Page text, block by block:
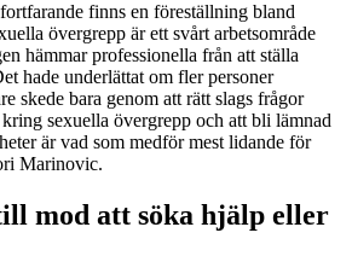
finns en föreställning bland
övergrepp är ett svårt arbetsområde
hämmar professionella från att ställa
hade underlättat om fler personer
skede bara genom att rätt slags frågor
sexuella övergrepp och att bli lämnad
är vad som medför mest lidande för
Marinovic.
mod att söka hjälp eller